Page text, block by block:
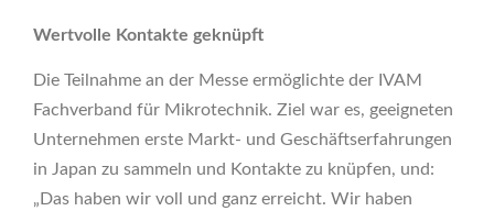
Wertvolle Kontakte geknüpft
Die Teilnahme an der Messe ermöglichte der IVAM
Fachverband für Mikrotechnik. Ziel war es, geeigneten
Unternehmen erste Markt- und Geschäftserfahrungen
in Japan zu sammeln und Kontakte zu knüpfen, und:
„Das haben wir voll und ganz erreicht. Wir haben